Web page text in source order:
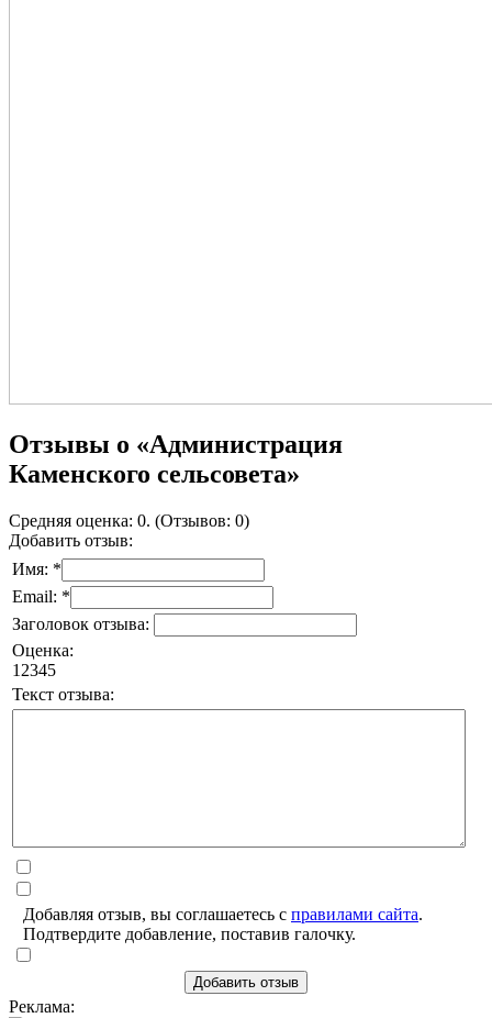
Отзывы о «Администрация
Каменского сельсовета»
Средняя оценка: 0. (Отзывов: 0)
Добавить отзыв:
Имя: *
Email: *
Заголовок отзыва:
Оценка:
1 2345
Текст отзыва:
Добавляя отзыв, вы соглашаетесь с правилами сайта.
Подтвердите добавление, поставив галочку.
Добавить отзыв
Реклама: